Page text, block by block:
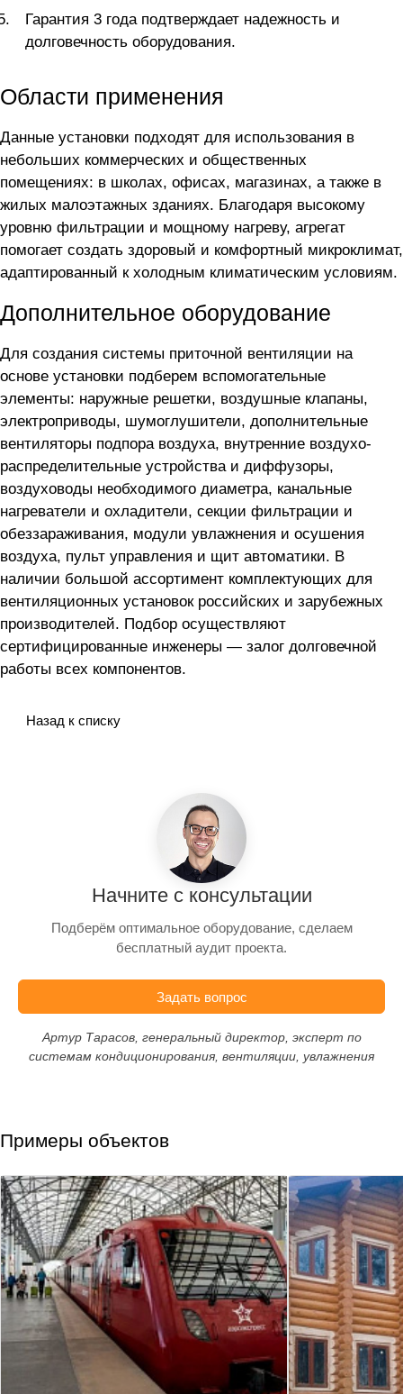
Гарантия 3 года подтверждает надежность и
долговечность оборудования.
Области применения
Данные установки подходят для использования в
небольших коммерческих и общественных
помещениях: в школах, офисах, магазинах, а также в
жилых малоэтажных зданиях. Благодаря высокому
уровню фильтрации и мощному нагреву, агрегат
помогает создать здоровый и комфортный микроклимат,
адаптированный к холодным климатическим условиям.
Дополнительное оборудование
Для создания системы приточной вентиляции на
основе установки подберем вспомогательные
элементы: наружные решетки, воздушные клапаны,
электроприводы, шумоглушители, дополнительные
вентиляторы подпора воздуха, внутренние воздухо-
распределительные устройства и диффузоры,
воздуховоды необходимого диаметра, канальные
нагреватели и охладители, секции фильтрации и
обеззараживания, модули увлажнения и осушения
воздуха, пульт управления и щит автоматики. В
наличии большой ассортимент комплектующих для
вентиляционных установок российских и зарубежных
производителей. Подбор осуществляют
сертифицированные инженеры — залог долговечной
работы всех компонентов.
Назад к списку
Начните с консультации
Подберём оптимальное оборудование, сделаем
бесплатный аудит проекта.
Задать вопрос
Артур Тарасов, генеральный директор, эксперт по
системам кондиционирования, вентиляции, увлажнения
Примеры объектов